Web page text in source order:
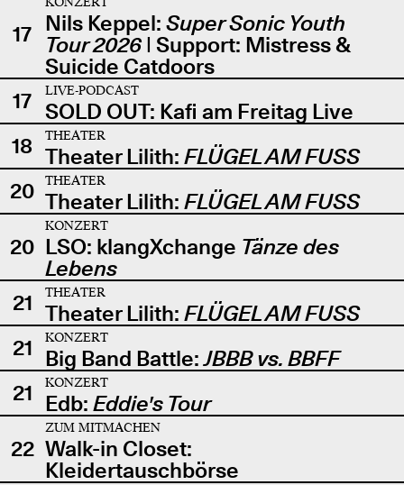
17 Nils Keppel: Super Sonic Youth
Tour 2026| Support: Mistress &
Suicide Catdoors
17
LIVE-PODCAST
SOLD OUT: Kafi am Freitag Live
18
THEATER
Theater Lilith: FLÜGEL AM FUSS
20
THEATER
Theater Lilith: FLÜGEL AM FUSS
20
KONZERT
LSO: klangXchange Tänze des
Lebens
21
THEATER
Theater Lilith: FLÜGEL AM FUSS
21
KONZERT
Big Band Battle:JBBB vs. BBFF
21
KONZERT
Edb: Eddie's Tour
22
ZUM MITMACHEN
Walk-in Closet:
Kleidertauschbörse